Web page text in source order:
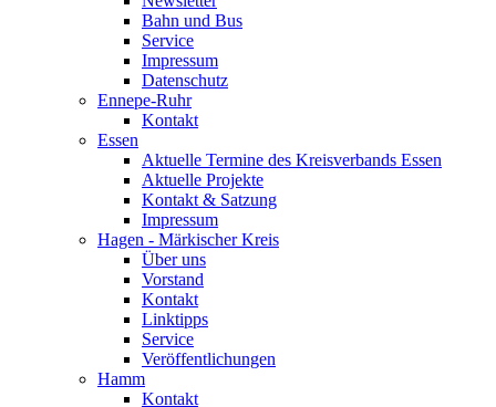
Bahn und Bus
Service
Impressum
Datenschutz
Ennepe-Ruhr
Kontakt
Essen
Aktuelle Termine des Kreisverbands Essen
Aktuelle Projekte
Kontakt & Satzung
Impressum
Hagen - Märkischer Kreis
Über uns
Vorstand
Kontakt
Linktipps
Service
Veröffentlichungen
Hamm
Kontakt